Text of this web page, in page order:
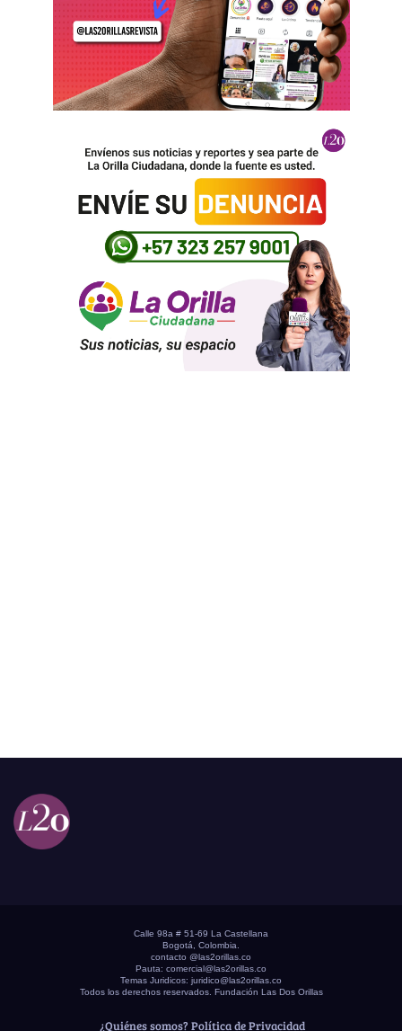
Calle 98a # 51-69 La Castellana
Bogotá, Colombia.
contacto @las2orillas.co
Pauta: comercial@las2orillas.co
Temas Juridicos: juridico@las2orillas.co
Todos los derechos reservados. Fundación Las Dos Orillas
¿Quiénes somos? Política de Privacidad